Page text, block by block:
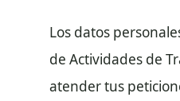
Los datos
de Actividades de
atender tus